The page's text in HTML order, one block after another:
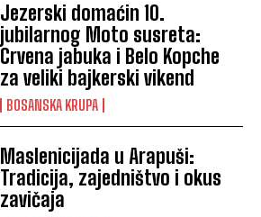
Jezerski domaćin 10.
jubilarnog Moto susreta:
Crvena jabuka i Belo Kopche
za veliki bajkerski vikend
BOSANSKA KRUPA
Maslenicijada u Arapuši:
Tradicija, zajedništvo i okus
zavičaja